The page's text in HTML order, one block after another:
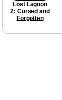
Lost Lagoon
2: Cursed and
Forgotten